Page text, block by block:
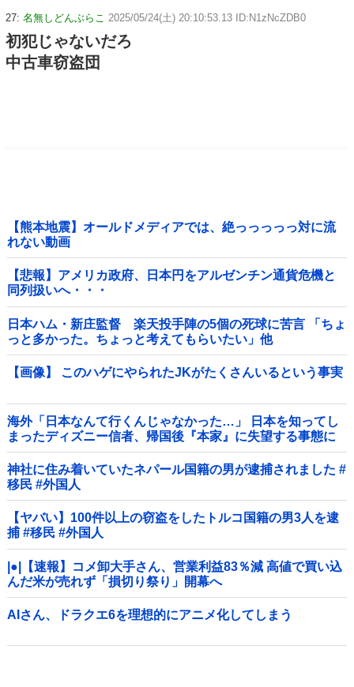
27: 名無しどんぶらこ 2025/05/24(土) 20:10:53.13 ID:N1zNcZDB0
初犯じゃないだろ
中古車窃盗団
【熊本地震】オールドメディアでは、絶っっっっっ対に流
れない動画
【悲報】アメリカ政府、日本円をアルゼンチン通貨危機と
同列扱いへ・・・
日本ハム・新庄監督 楽天投手陣の5個の死球に苦言 「ちょ
っと多かった。ちょっと考えてもらいたい」他
【画像】 このハゲにやられたJKがたくさんいるという事実
海外「日本なんて行くんじゃなかった…」 日本を知ってし
まったディズニー信者、帰国後『本家』に失望する事態に
神社に住み着いていたネパール国籍の男が逮捕されました #
移民 #外国人
【ヤバい】100件以上の窃盗をしたトルコ国籍の男3人を逮
捕 #移民 #外国人
|●|【速報】コメ卸大手さん、営業利益83％減 高値で買い込
んだ米が売れず「損切り祭り」開幕へ
AIさん、ドラクエ6を理想的にアニメ化してしまう